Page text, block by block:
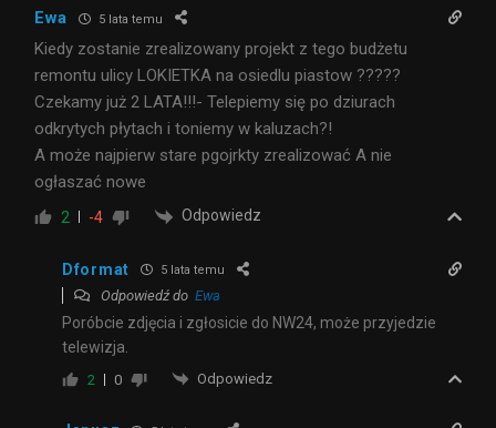
Ewa 5 lata temu
Kiedy zostanie zrealizowany projekt z tego budżetu
remontu ulicy LOKIETKA na osiedlu piastow ?????
Czekamy już 2 LATA!!!- Telepiemy się po dziurach
odkrytych płytach i toniemy w kaluzach?!
A może najpierw stare pgojrkty zrealizować A nie
ogłaszać nowe
2 -4 Odpowiedz
Dformat 5 lata temu
Odpowiedź do Ewa
Poróbcie zdjęcia i zgłosicie do NW24, może przyjedzie
telewizja.
2 0 Odpowiedz